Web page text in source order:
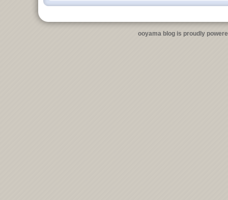
ooyama blog is proudly